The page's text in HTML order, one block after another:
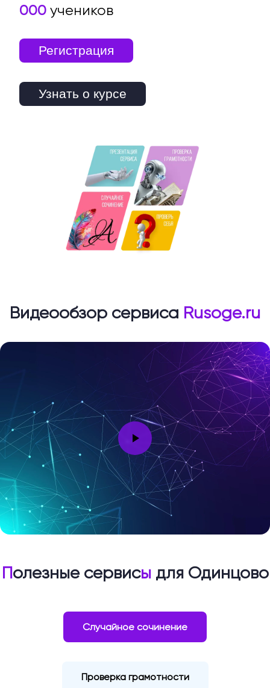
000 учеников
Регистрация
Узнать о курсе
Видеообзор сервиса Rusoge.ru
Полезные сервисыдля Одинцово
Случайное сочинение
Проверка грамотности